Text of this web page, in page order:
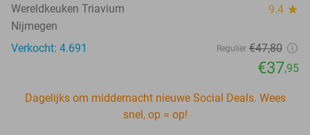
Wereldkeuken Triavium 9.4 star
Nijmegen
Verkocht: 4.691
Regulier €47,80
€37,95
Dagelijks om middernacht nieuwe Social Deals. Wees
snel, op = op!